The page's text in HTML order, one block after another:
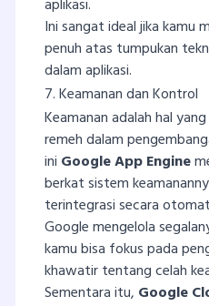
aplikasi.
Ini sangat ideal jika kamu
penuh atas tumpukan
dalam aplikasi.
7. Keamanan dan Kontrol
Keamanan adalah hal
remeh dalam
ini Google App Engine
berkat sistem
terintegrasi secara
Google mengelola
kamu bisa fokus pada
khawatir tentang celah
Sementara itu, Google